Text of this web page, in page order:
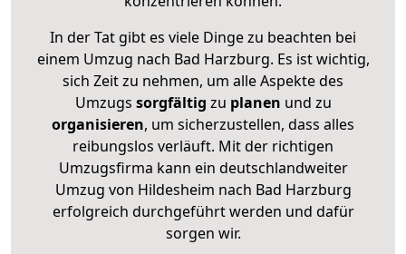
In der Tat gibt es viele Dinge zu beachten bei
einem Umzug nach Bad Harzburg. Es ist wichtig,
sich Zeit zu nehmen, um alle Aspekte des
Umzugs sorgfältig zu planen und zu
organisieren, um sicherzustellen, dass alles
reibungslos verläuft. Mit der richtigen
Umzugsfirma kann ein deutschlandweiter
Umzug von Hildesheim nach Bad Harzburg
erfolgreich durchgeführt werden und dafür
sorgen wir.